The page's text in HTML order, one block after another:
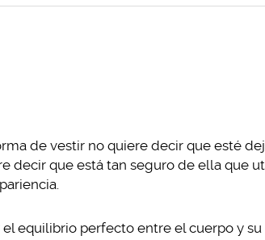
de vestir no quiere decir que esté
decir que está tan seguro de ella que
equilibrio perfecto entre el cuerpo y su